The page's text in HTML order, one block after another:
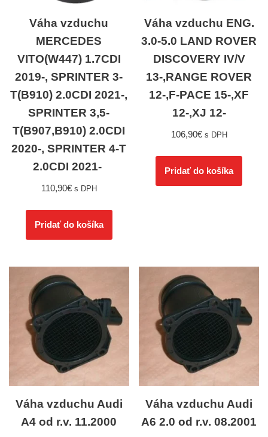
Váha vzduchu
MERCEDES
VITO(W447) 1.7CDI
2019-, SPRINTER 3-
T(B910) 2.0CDI 2021-,
SPRINTER 3,5-
T(B907,B910) 2.0CDI
2020-, SPRINTER 4-T
2.0CDI 2021-
110,90€ s DPH
Pridať do košíka
Váha vzduchu ENG.
3.0-5.0 LAND ROVER
DISCOVERY IV/V
13-,RANGE ROVER
12-,F-PACE 15-,XF
12-,XJ 12-
106,90€ s DPH
Pridať do košíka
Váha vzduchu Audi
A4 od r.v. 11.2000
Váha vzduchu Audi
A6 2.0 od r.v. 08.2001